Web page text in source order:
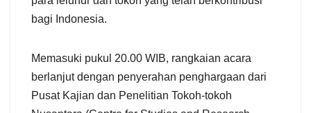
bagi Indonesia.
​Memasuki pukul 20.00 WIB, rangkaian acara
berlanjut dengan penyerahan penghargaan dari
Pusat Kajian dan Penelitian Tokoh-tokoh